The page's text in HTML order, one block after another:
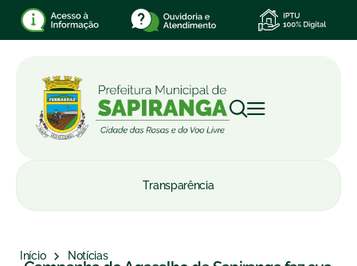
Transparência
Início Notícias